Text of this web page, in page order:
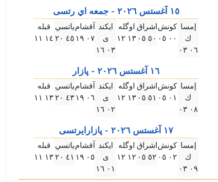
۱٥ آغستس ۲۰۲٦ - جمعه اي رتسى
إمسا
ك
۰٦ ۰۳
كونش
۰۰ ۰٥
اشراق
٥۰ ۰٥
اوگله
۱۳ ۱۲
ايكند
ى
۰۳ ۱٦
آقشام
۰٧ ۱٩
ياتسي
٤٥ ۲۰
قبله
۱٤ ۱۱
۱٦ آغستس ۲۰۲٦ - پازار
إمسا
ك
۰٨ ۰۳
كونش
۰۱ ۰٥
اشراق
٥۱ ۰٥
اوگله
۱۳ ۱۲
ايكند
ى
۰۲ ۱٦
آقشام
۰٦ ۱٩
ياتسي
٤۳ ۲۰
قبله
۱۳ ۱۱
۱٧ آغستس ۲۰۲٦ - پازارايرتسى
إمسا
ك
۰٩ ۰۳
كونش
۰۲ ۰٥
اشراق
٥۲ ۰٥
اوگله
۱۲ ۱۲
ايكند
ى
۰۱ ۱٦
آقشام
۰٥ ۱٩
ياتسي
٤۱ ۲۰
قبله
۱۳ ۱۱